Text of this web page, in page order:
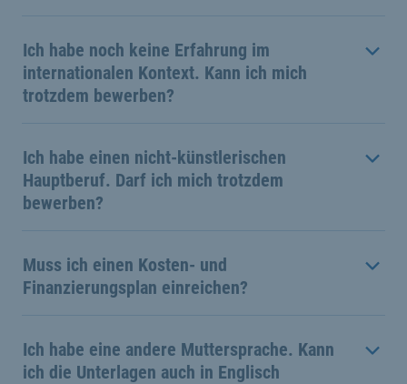
Ich habe noch keine Erfahrung im
internationalen Kontext. Kann ich mich
trotzdem bewerben?
Ich habe einen nicht-künstlerischen
Hauptberuf. Darf ich mich trotzdem
bewerben?
Muss ich einen Kosten- und
Finanzierungsplan einreichen?
Ich habe eine andere Muttersprache. Kann
ich die Unterlagen auch in Englisch